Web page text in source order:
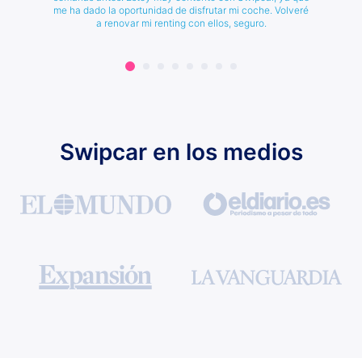
me ha dado la oportunidad de disfrutar mi coche. Volveré
a renovar mi renting con ellos, seguro.
Swipcar en los medios